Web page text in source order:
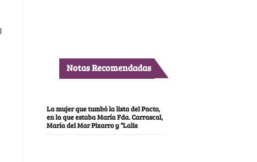
Notas Recomendadas
La mujer que tumbó la lista del Pacto,
en la que estaba María Fda. Carrascal,
María del Mar Pizarro y “Lalis